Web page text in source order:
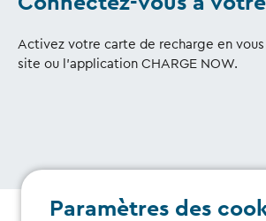
Activez votre carte de recharge en
site ou l’application CHARGE NOW.
Paramètres des